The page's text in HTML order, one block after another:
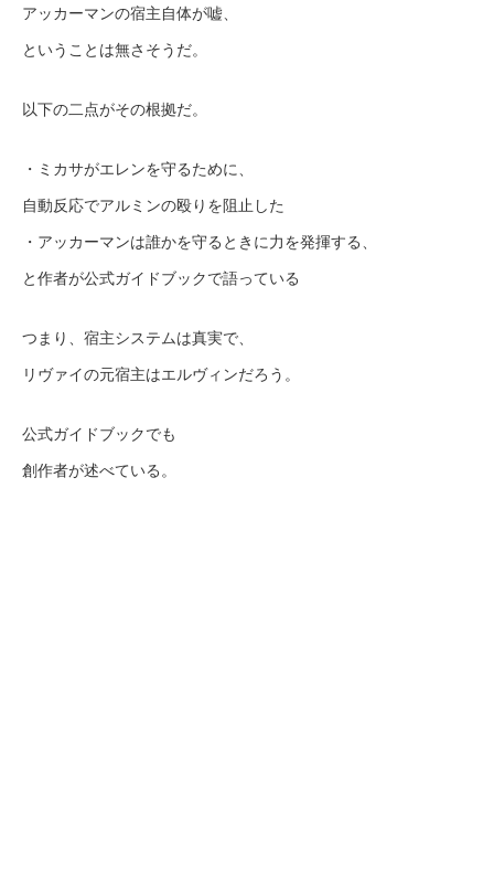
アッカーマンの宿主自体が嘘、
ということは無さそうだ。
以下の二点がその根拠だ。
・ミカサがエレンを守るために、
自動反応でアルミンの殴りを阻止した
・アッカーマンは誰かを守るときに力を発揮する、
と作者が公式ガイドブックで語っている
つまり、宿主システムは真実で、
リヴァイの元宿主はエルヴィンだろう。
公式ガイドブックでも
創作者が述べている。